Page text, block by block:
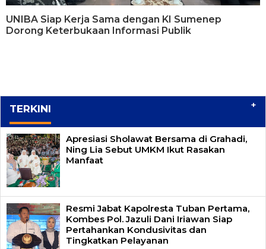
UNIBA Siap Kerja Sama dengan KI Sumenep
Dorong Keterbukaan Informasi Publik
TERKINI +
Apresiasi Sholawat Bersama di Grahadi,
Ning Lia Sebut UMKM Ikut Rasakan
Manfaat
Resmi Jabat Kapolresta Tuban Pertama,
Kombes Pol. Jazuli Dani Iriawan Siap
Pertahankan Kondusivitas dan
Tingkatkan Pelayanan